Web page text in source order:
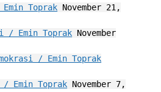
Toprak November 21,
/ Emin Toprak November
/ Emin Toprak
/ Emin Toprak November 7,